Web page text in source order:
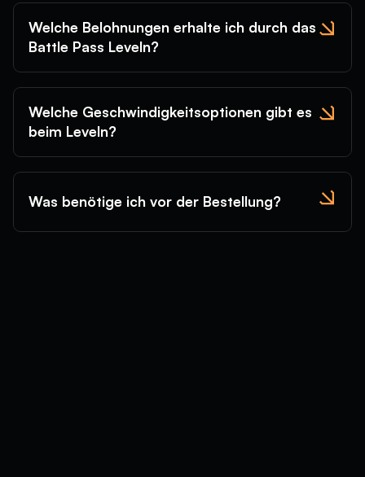
Welche Belohnungen erhalte ich durch das
Battle Pass Leveln?
Welche Geschwindigkeitsoptionen gibt es
beim Leveln?
Was benötige ich vor der Bestellung?